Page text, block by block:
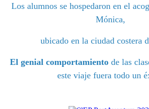
Los alumnos se hospedaron en el
Mónica,
ubicado en la ciudad costera
El genial comportamientode las
este viaje fuera todo un